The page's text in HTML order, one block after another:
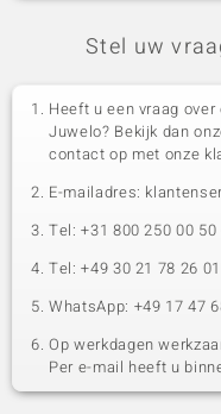
Stel uw
Heeft u een vraag
Juwelo? Bekijk dan
contact op met onze
E-mailadres:
Tel: +31 800 250 00 50
Tel: +49 30 21 78 26
WhatsApp: +49 17 47
Op werkdagen
Per e-mail heeft u